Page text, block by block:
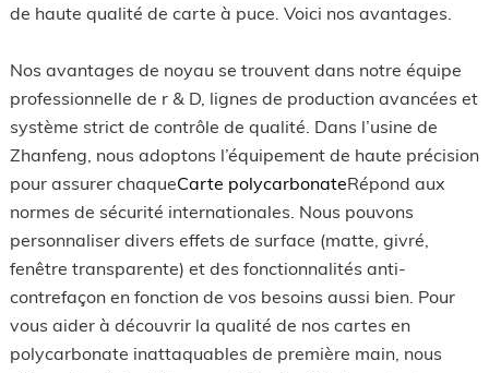
de haute qualité de carte à puce. Voici nos avantages.
Nos avantages de noyau se trouvent dans notre équipe
professionnelle de r & D, lignes de production avancées et
système strict de contrôle de qualité. Dans l’usine de
Zhanfeng, nous adoptons l’équipement de haute précision
pour assurer chaqueCarte polycarbonateRépond aux
normes de sécurité internationales. Nous pouvons
personnaliser divers effets de surface (matte, givré,
fenêtre transparente) et des fonctionnalités anti-
contrefaçon en fonction de vos besoins aussi bien. Pour
vous aider à découvrir la qualité de nos cartes en
polycarbonate inattaquables de première main, nous